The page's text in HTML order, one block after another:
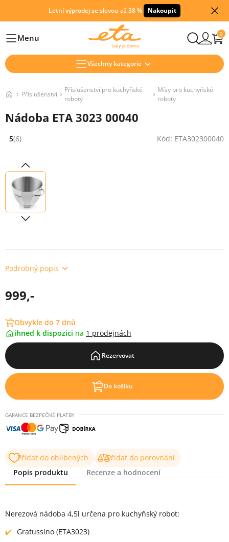
Letní výprodej se slevou až 38 % Nakoupit
HlavníMenu 0
Všechny kategorie
Příslušenství
Příslušenství pro kuchyňské
roboty
Mísy pro kuchyňské
roboty
Nádoba ETA 3023 00040
Hodnocení: 5 z 5 (6 recenzí)
5(6) Kód: ETA302300040
Podrobný popis
999,-
Obvykle do 7 dnů
ihned k dispozici na 1 prodejnách
Rezervovat
Do košíku
GARANCE BEZPEČNÉ PLATBY
Přidat do oblíbených
Přidat do porovnání
Popis produktu
Recenze a hodnocení
Nerezová nádoba 4,5l určena pro kuchyňský robot:
Gratussino (ETA3023)